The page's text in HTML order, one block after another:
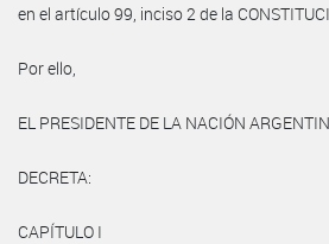
en el artículo 99, inciso 2 de la
Por ello,
EL PRESIDENTE DE LA NACIÓN
DECRETA:
CAPÍTULO I